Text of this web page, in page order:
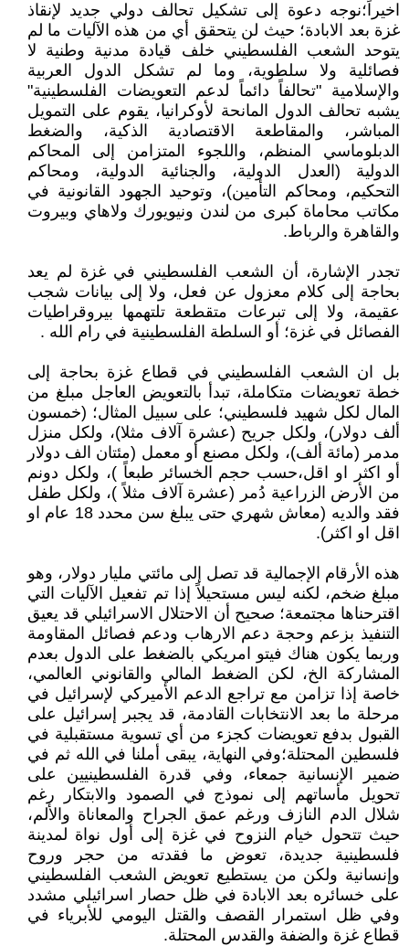
اخيراً؛نوجه دعوة إلى تشكيل تحالف دولي جديد لإنقاذ
غزة بعد الابادة؛ حيث لن يتحقق أي من هذه الآليات ما لم
يتوحد الشعب الفلسطيني خلف قيادة مدنية وطنية لا
فصائلية ولا سلطوية، وما لم تشكل الدول العربية
والإسلامية "تحالفاً دائماً لدعم التعويضات الفلسطينية"
يشبه تحالف الدول المانحة لأوكرانيا، يقوم على التمويل
المباشر، والمقاطعة الاقتصادية الذكية، والضغط
الدبلوماسي المنظم، واللجوء المتزامن إلى المحاكم
الدولية (العدل الدولية، والجنائية الدولية، ومحاكم
التحكيم، ومحاكم التأمين)، وتوحيد الجهود القانونية في
مكاتب محاماة كبرى من لندن ونيويورك ولاهاي وبيروت
والقاهرة والرباط.
تجدر الإشارة، أن الشعب الفلسطيني في غزة لم يعد
بحاجة إلى كلام معزول عن فعل، ولا إلى بيانات شجب
عقيمة، ولا إلى تبرعات متقطعة تلتهمها بيروقراطيات
الفصائل في غزة؛ أو السلطة الفلسطينية في رام الله .
بل ان الشعب الفلسطيني في قطاع غزة بحاجة إلى
خطة تعويضات متكاملة، تبدأ بالتعويض العاجل مبلغ من
المال لكل شهيد فلسطيني؛ على سبيل المثال؛ (خمسون
ألف دولار)، ولكل جريح (عشرة آلاف مثلا)، ولكل منزل
مدمر (مائة ألف)، ولكل مصنع أو معمل (مئتان الف دولار
أو اكثر او اقل،حسب حجم الخسائر طبعاً )، ولكل دونم
من الأرض الزراعية دُمر (عشرة آلاف مثلاً )، ولكل طفل
فقد والديه (معاش شهري حتى يبلغ سن محدد 18 عام او
اقل او اكثر).
هذه الأرقام الإجمالية قد تصل إلى مائتي مليار دولار، وهو
مبلغ ضخم، لكنه ليس مستحيلاً إذا تم تفعيل الآليات التي
اقترحناها مجتمعة؛ صحيح أن الاحتلال الاسرائيلي قد يعيق
التنفيذ بزعم وحجة دعم الارهاب ودعم فصائل المقاومة
وربما يكون هناك فيتو امريكي بالضغط على الدول بعدم
المشاركة الخ، لكن الضغط المالي والقانوني العالمي،
خاصة إذا تزامن مع تراجع الدعم الأميركي لإسرائيل في
مرحلة ما بعد الانتخابات القادمة، قد يجبر إسرائيل على
القبول بدفع تعويضات كجزء من أي تسوية مستقبلية في
فلسطين المحتلة؛وفي النهاية، يبقى أملنا في الله ثم في
ضمير الإنسانية جمعاء، وفي قدرة الفلسطينيين على
تحويل مأساتهم إلى نموذج في الصمود والابتكار رغم
شلال الدم النازف ورغم عمق الجراح والمعاناة والألم،
حيث تتحول خيام النزوح في غزة إلى أول نواة لمدينة
فلسطينية جديدة، تعوض ما فقدته من حجر وروح
وإنسانية ولكن من يستطيع تعويض الشعب الفلسطيني
على خسائره بعد الابادة في ظل حصار اسرائيلي مشدد
وفي ظل استمرار القصف والقتل اليومي للأبرياء في
قطاع غزة والضفة والقدس المحتلة.